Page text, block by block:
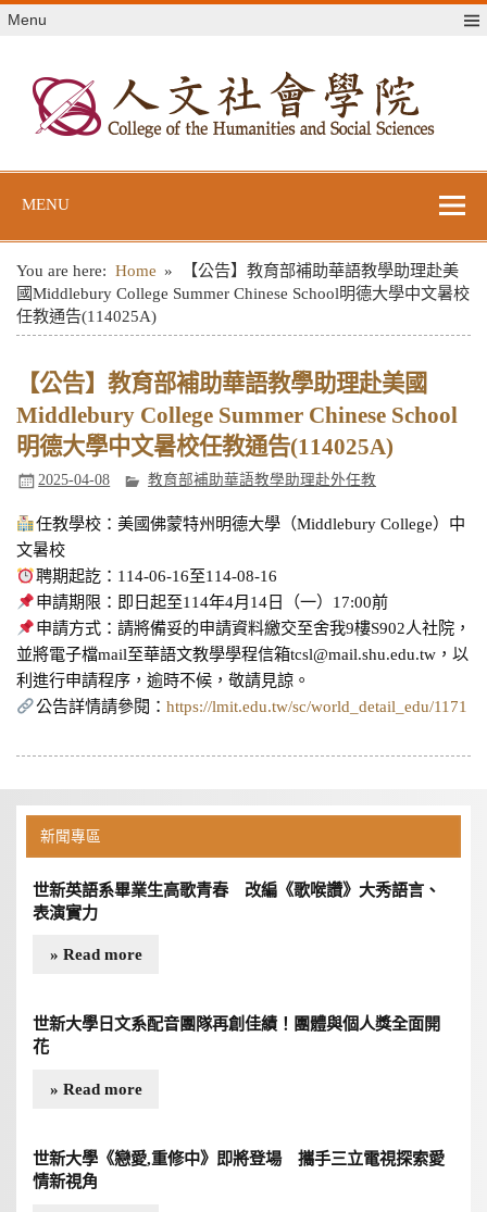
Skip
toMenu
MENU
You are here: Home
【公告】教育部補助華語教學助理赴美
國Middlebury College Summer Chinese School明德大學中文暑校
任教通告(114025A)
【公告】教育部補助華語教學助理赴美國
Middlebury College Summer Chinese School
明德大學中文暑校任教通告(114025A)
2025-04-08 教育部補助華語教學助理赴外任教
任教學校：美國佛蒙特州明德大學（Middlebury College）中
文暑校
聘期起訖：114-06-16至114-08-16
申請期限：即日起至114年4月14日（一）17:00前
申請方式：請將備妥的申請資料繳交至舍我9樓S902人社院，
並將電子檔mail至華語文教學學程信箱tcsl@mail.shu.edu.tw，以
利進行申請程序，逾時不候，敬請見諒。
公告詳情請參閱： https://lmit.edu.tw/sc/world_detail_edu/1171
新聞專區
世新英語系畢業生高歌青春 改編《歌喉讚》大秀語言、
表演實力
» Read more
世新大學日文系配音團隊再創佳績！團體與個人獎全面開
花
» Read more
世新大學《戀愛,重修中》即將登場 攜手三立電視探索愛
情新視角